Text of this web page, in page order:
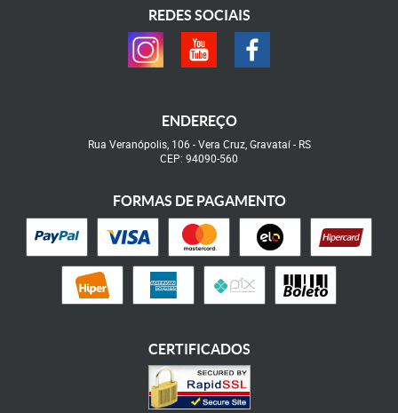
REDES SOCIAIS
ENDEREÇO
Rua Veranópolis, 106 -Vera Cruz, Gravataí- RS
CEP: 94090-560
FORMAS DE PAGAMENTO
CERTIFICADOS